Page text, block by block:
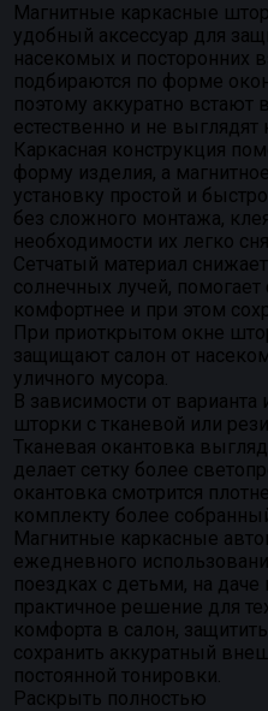
Магнитные каркасные
удобный аксессуар для
насекомых и посторонних
подбираются по форме
поэтому аккуратно встают
естественно и не выглядят
Каркасная конструкция
форму изделия, а
установку простой и
без сложного монтажа,
необходимости их легко
Сетчатый материал
солнечных лучей, помогает
комфортнее и при этом
При приоткрытом окне
защищают салон от
уличного мусора.
В зависимости от
шторки с тканевой или
Тканевая окантовка
делает сетку более
окантовка смотрится
комплекту более
Магнитные каркасные
ежедневного
поездках с детьми, на
практичное решение для
комфорта в салон,
сохранить аккуратный
постоянной тонировки.
Раскрыть полностью